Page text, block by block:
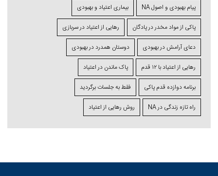
پیام بهبودی و اصول NA بیماری اعتیاد و بهبودی
پاکی از مواد مخدر در پادگان رهایی از اعتیاد در سربازی
دعای آرامش در بهبودی دوستان همدرد در بهبودی
رهایی از اعتیاد با ۱۲ قدم پاک ماندن در اعتیاد
برنامه دوازده قدم پاکی فقط به جلسات برگردید
راه تازه زندگی در NA روش رهایی از اعتیاد